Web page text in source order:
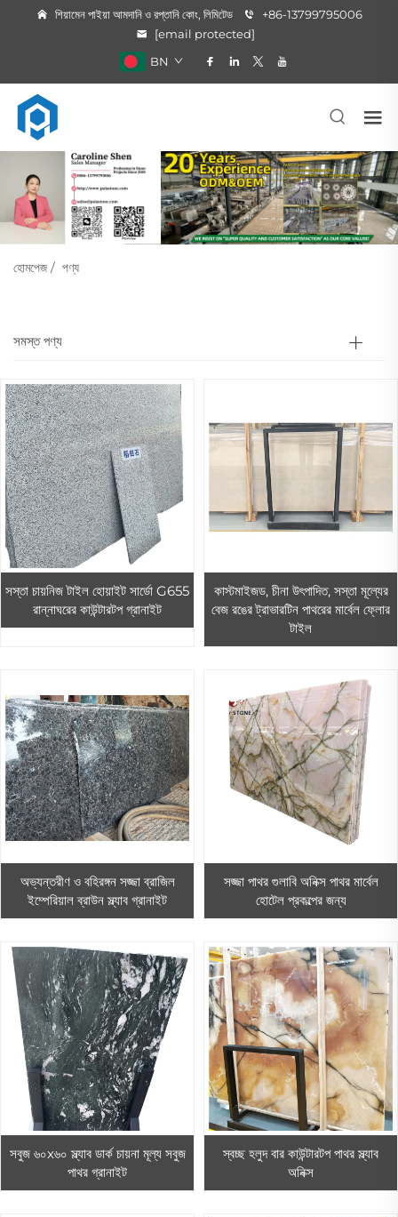
শিয়ামেন পাইয়া আমদানি ও রপ্তানি কোং, লিমিটেড
+86-13799795006
[email protected]
BN
হোমপেজ/ পণ্য
সমস্ত পণ্য
সস্তা চায়নিজ টাইল হোয়াইট সার্ডো G655
রান্নাঘরের কাউন্টারটপ গ্রানাইট
কাস্টমাইজড, চীনা উৎপাদিত, সস্তা মূল্যের
বেজ রঙের ট্রাভারটিন পাথরের মার্বেল ফ্লোর
টাইল
অভ্যন্তরীণ ও বহিরঙ্গন সজ্জা ব্রাজিল
ইম্পেরিয়াল ব্রাউন স্ল্যাব গ্রানাইট
সজ্জা পাথর গুলাবি অনিক্স পাথর মার্বেল
হোটেল প্রকল্পের জন্য
সবুজ ৬০x৬০ স্ল্যাব ডার্ক চায়না মূল্য সবুজ
পাথর গ্রানাইট
স্বচ্ছ হলুদ বার কাউন্টারটপ পাথর স্ল্যাব
অনিক্স